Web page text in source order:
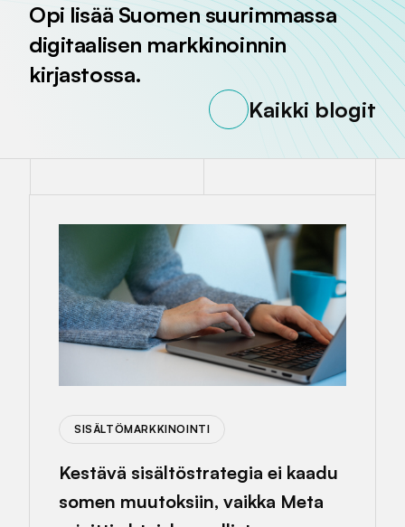
Opi lisää Suomen suurimmassa
digitaalisen markkinoinnin
kirjastossa.
Kaikki blogit
SISÄLTÖMARKKINOINTI
Kestävä sisältöstrategia ei kaadu
somen muutoksiin, vaikka Meta